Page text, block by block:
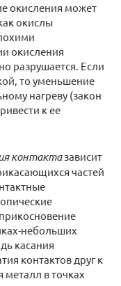
окисления может
окислы
окисления
разрушается. Если
то уменьшение
нагреву (закон
к ее
контактазависит
частей
небольших
касания
контактов друг к
в точках